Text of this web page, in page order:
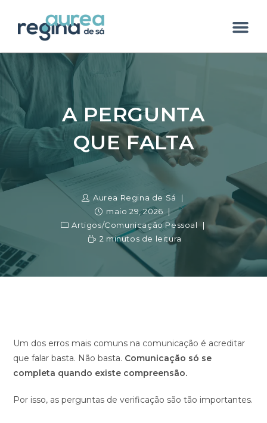
A PERGUNTA
QUE FALTA
Aurea Regina de Sá
maio 29, 2026
Artigos/Comunicação Pessoal
2 minutos de leitura
Um dos erros mais comuns na comunicação é acreditar
que falar basta. Não basta. Comunicação só se
completa quando existe compreensão.
Por isso, as perguntas de verificação são tão importantes.